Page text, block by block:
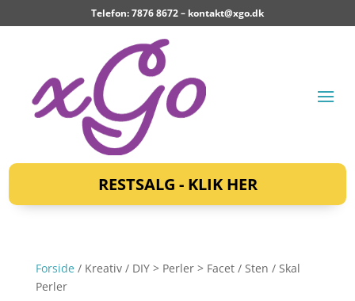
Telefon: 7876 8672 – kontakt@xgo.dk
RESTSALG - KLIK HER
Forside/ Kreativ / DIY > Perler > Facet / Sten / Skal
Perler